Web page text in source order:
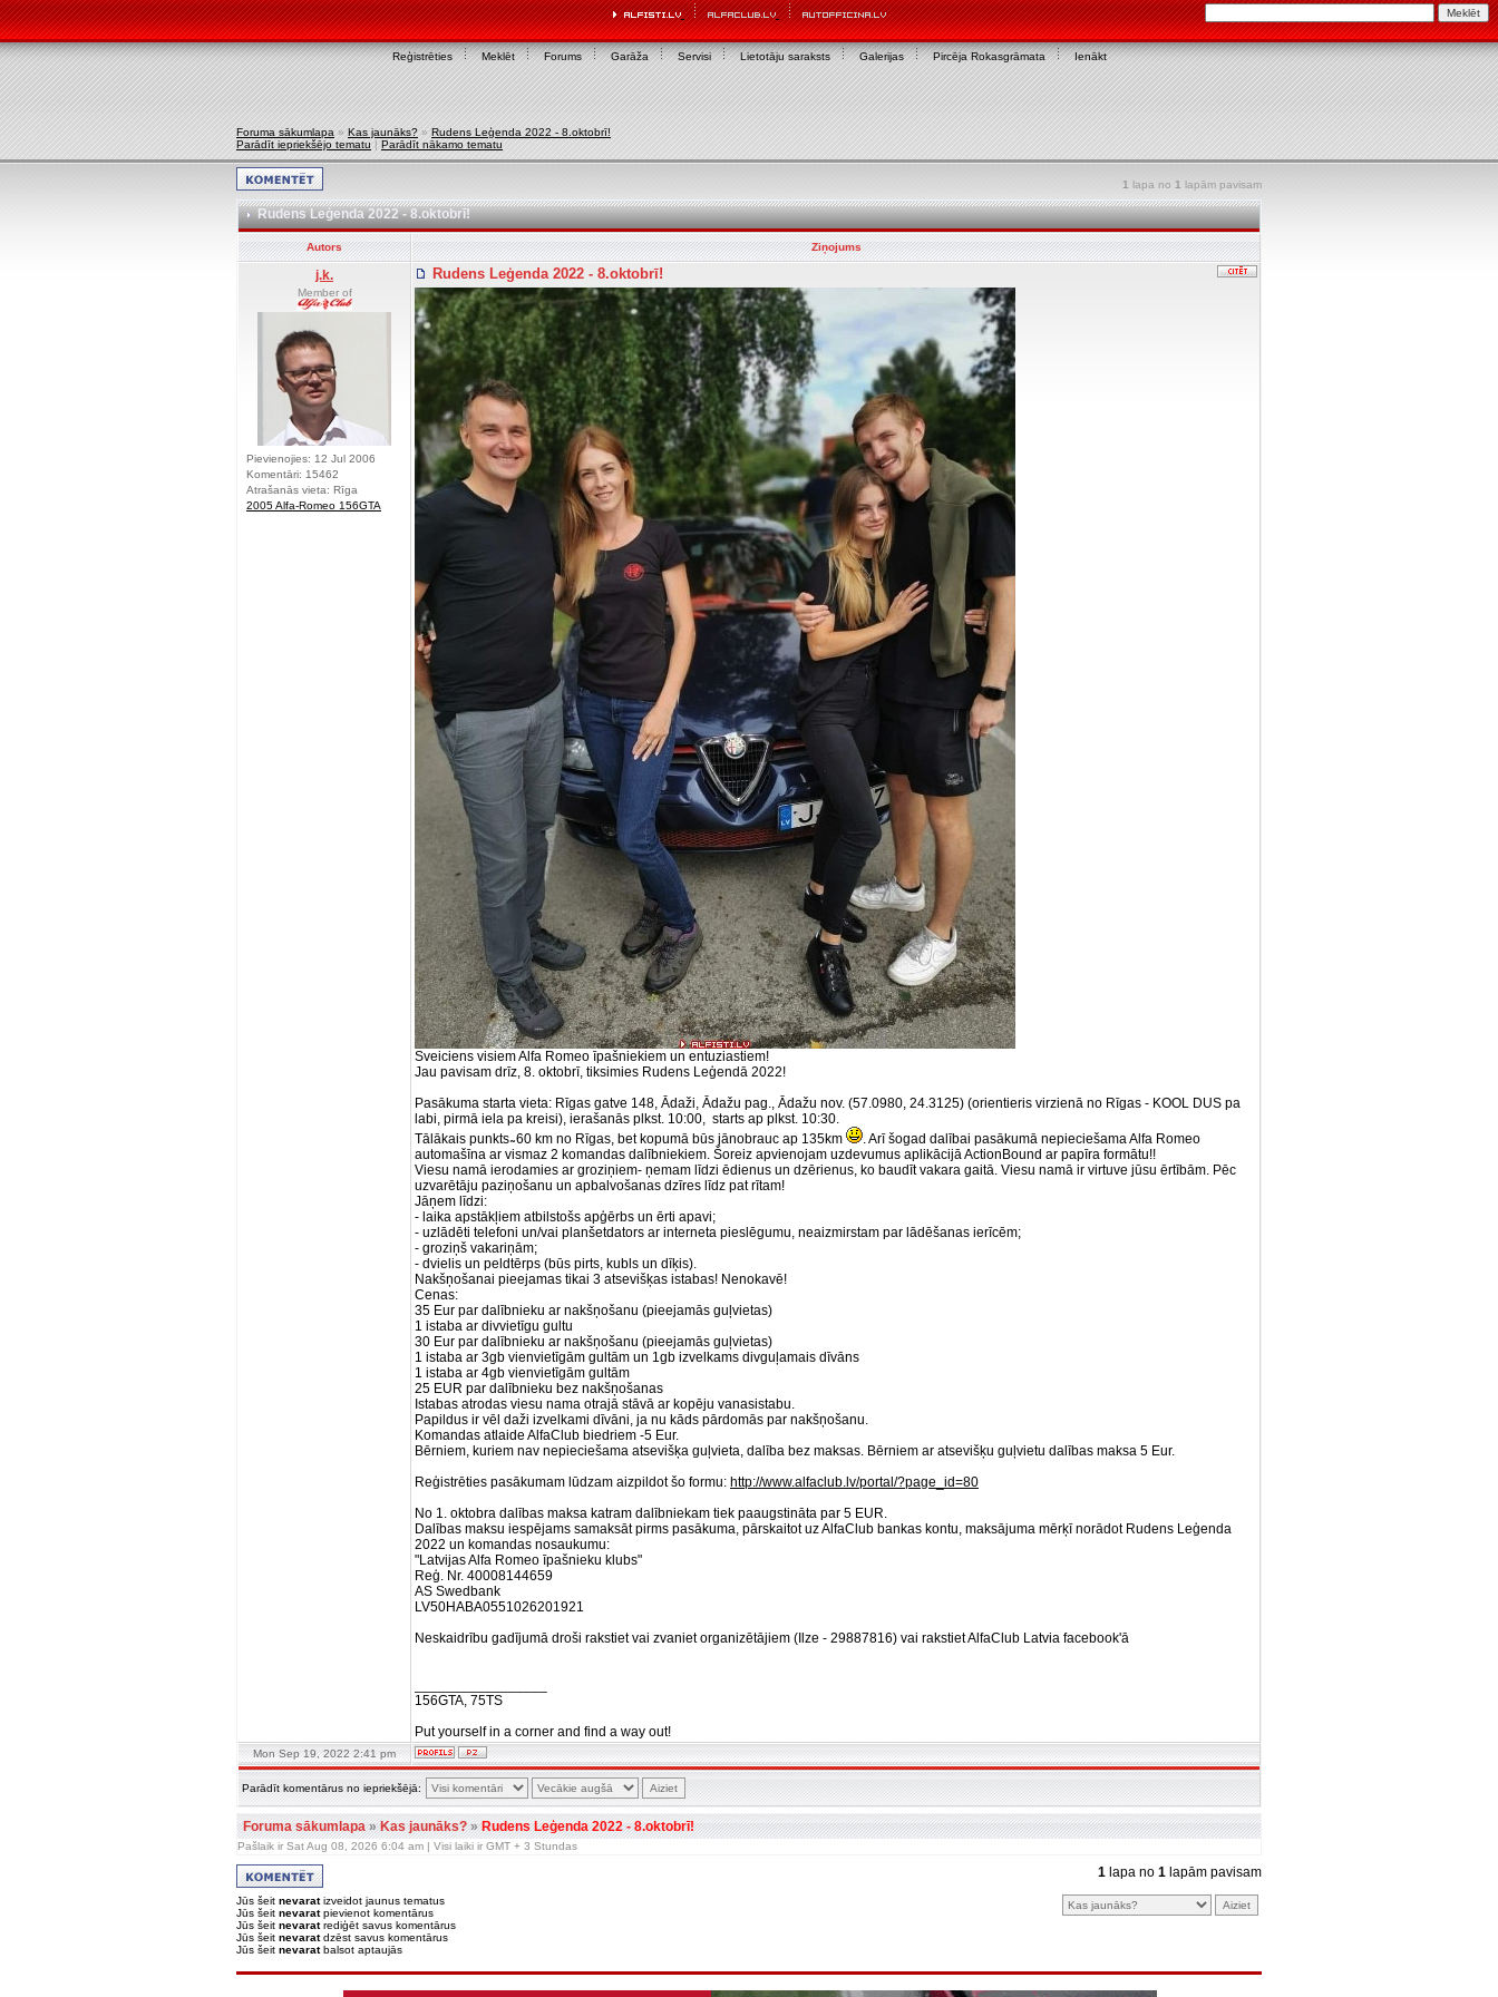
Reģistrēties Meklēt Forums Garāža Servisi Lietotāju saraksts Galerijas Pircēja Rokasgrāmata Ienākt
Foruma sākumlapa » Kas jaunāks? » Rudens Leģenda 2022 - 8.oktobrī!
Parādīt iepriekšējo tematu | Parādīt nākamo tematu
1 lapa no 1 lapām pavisam
Rudens Leģenda 2022 - 8.oktobrī!
Autors Ziņojums
j.k.
Member of
Pievienojies: 12 Jul 2006
Komentāri: 15462
Atrašanās vieta: Rīga
2005 Alfa-Romeo 156GTA
Rudens Leģenda 2022 - 8.oktobrī!
Sveiciens visiem Alfa Romeo īpašniekiem un entuziastiem!
Jau pavisam drīz, 8. oktobrī, tiksimies Rudens Leģendā 2022!
Pasākuma starta vieta: Rīgas gatve 148, Ādaži, Ādažu pag., Ādažu nov. (57.0980, 24.3125) (orientieris virzienā no Rīgas - KOOL DUS pa
labi, pirmā iela pa kreisi), ierašanās plkst. 10:00, starts ap plkst. 10:30.
Tālākais punkts ̴ 60 km no Rīgas, bet kopumā būs jānobrauc ap 135km
. Arī šogad dalībai pasākumā nepieciešama Alfa Romeo
automašīna ar vismaz 2 komandas dalībniekiem. Šoreiz apvienojam uzdevumus aplikācijā ActionBound ar papīra formātu!!
Viesu namā ierodamies ar groziņiem- ņemam līdzi ēdienus un dzērienus, ko baudīt vakara gaitā. Viesu namā ir virtuve jūsu ērtībām. Pēc
uzvarētāju paziņošanu un apbalvošanas dzīres līdz pat rītam!
Jāņem līdzi:
- laika apstākļiem atbilstošs apģērbs un ērti apavi;
- uzlādēti telefoni un/vai planšetdators ar interneta pieslēgumu, neaizmirstam par lādēšanas ierīcēm;
- groziņš vakariņām;
- dvielis un peldtērps (būs pirts, kubls un dīķis).
Nakšņošanai pieejamas tikai 3 atsevišķas istabas! Nenokavē!
Cenas:
35 Eur par dalībnieku ar nakšņošanu (pieejamās guļvietas)
1 istaba ar divvietīgu gultu
30 Eur par dalībnieku ar nakšņošanu (pieejamās guļvietas)
1 istaba ar 3gb vienvietīgām gultām un 1gb izvelkams divguļamais dīvāns
1 istaba ar 4gb vienvietīgām gultām
25 EUR par dalībnieku bez nakšņošanas
Istabas atrodas viesu nama otrajā stāvā ar kopēju vanasistabu.
Papildus ir vēl daži izvelkami dīvāni, ja nu kāds pārdomās par nakšņošanu.
Komandas atlaide AlfaClub biedriem -5 Eur.
Bērniem, kuriem nav nepieciešama atsevišķa guļvieta, dalība bez maksas. Bērniem ar atsevišķu guļvietu dalības maksa 5 Eur.
Reģistrēties pasākumam lūdzam aizpildot šo formu: http://www.alfaclub.lv/portal/?page_id=80
No 1. oktobra dalības maksa katram dalībniekam tiek paaugstināta par 5 EUR.
Dalības maksu iespējams samaksāt pirms pasākuma, pārskaitot uz AlfaClub bankas kontu, maksājuma mērķī norādot Rudens Leģenda
2022 un komandas nosaukumu:
"Latvijas Alfa Romeo īpašnieku klubs"
Reģ. Nr. 40008144659
AS Swedbank
LV50HABA0551026201921
Neskaidrību gadījumā droši rakstiet vai zvaniet organizētājiem (Ilze - 29887816) vai rakstiet AlfaClub Latvia facebook'ā
156GTA, 75TS
Put yourself in a corner and find a way out!
Mon Sep 19, 2022 2:41 pm
Parādīt komentārus no iepriekšējā:
Foruma sākumlapa»Kas jaunāks?»Rudens Leģenda 2022 - 8.oktobrī!
Pašlaik ir Sat Aug 08, 2026 6:04 am | Visi laiki ir GMT + 3 Stundas
1 lapa no 1 lapām pavisam
Jūs šeit nevaratizveidot jaunus tematus
Jūs šeit nevaratpievienot komentārus
Jūs šeit nevaratrediģēt savus komentārus
Jūs šeit nevaratdzēst savus komentārus
Jūs šeit nevaratbalsot aptaujās